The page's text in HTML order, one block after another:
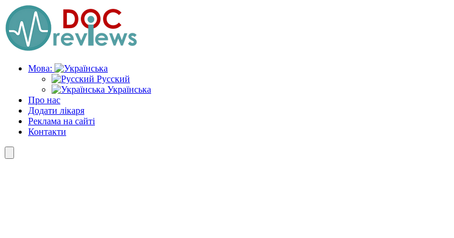
Skip
to
the
content
Мова:
Русский
Українська
Про нас
Додати лікаря
Реклама на сайті
Контакти